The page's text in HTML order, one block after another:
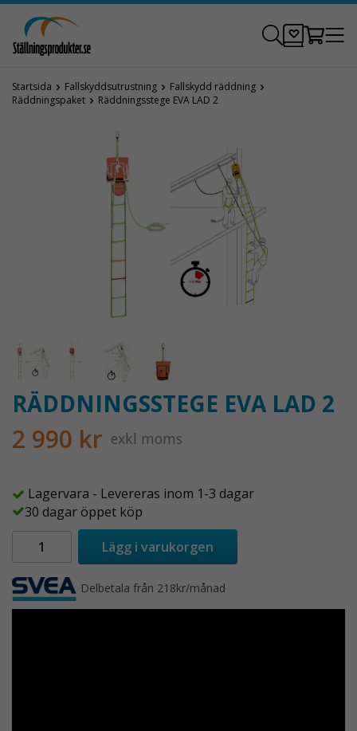
Startsida Fallskyddsutrustning
Fallskydd räddning
Räddningspaket
Räddningsstege EVA LAD 2
RÄDDNINGSSTEGE EVA LAD 2
2 990 kr exkl moms
Lagervara - Levereras inom 1-3 dagar
30 dagar öppet köp
Lägg i varukorgen
Delbetala från 218kr/månad